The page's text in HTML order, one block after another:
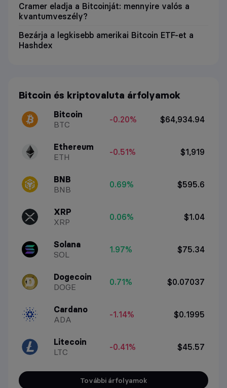
Cramer eladja a Bitcoinját: mennyire valós a
kvantumveszély?
Bezárja a legkisebb amerikai Bitcoin ETF-et a
Hashdex
Bitcoin és kriptovaluta árfolyamok
Bitcoin
BTC
-0.20% $64,934.94
Ethereum
ETH
-0.51% $1,919
BNB
BNB
0.69% $595.6
XRP
XRP
0.06% $1.04
Solana
SOL
1.97% $75.34
Dogecoin
DOGE
0.71% $0.07037
Cardano
ADA
-1.14% $0.1995
Litecoin
LTC
-0.41% $45.57
További árfolyamok